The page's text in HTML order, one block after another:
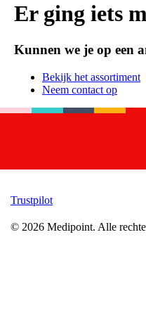
Er ging iets
Kunnen we je op een
Bekijk het assortiment
Neem contact op
Trustpilot
© 2026 Medipoint. Alle